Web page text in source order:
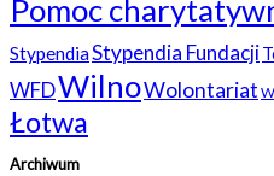
Pomoc
StypendiaStypendia Fundacji
WFDWilnoWolontariat
Łotwa
Archiwum